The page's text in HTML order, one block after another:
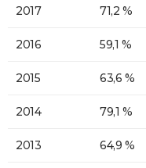
2017 71,2 %
2016 59,1 %
2015 63,6 %
2014 79,1 %
2013 64,9 %